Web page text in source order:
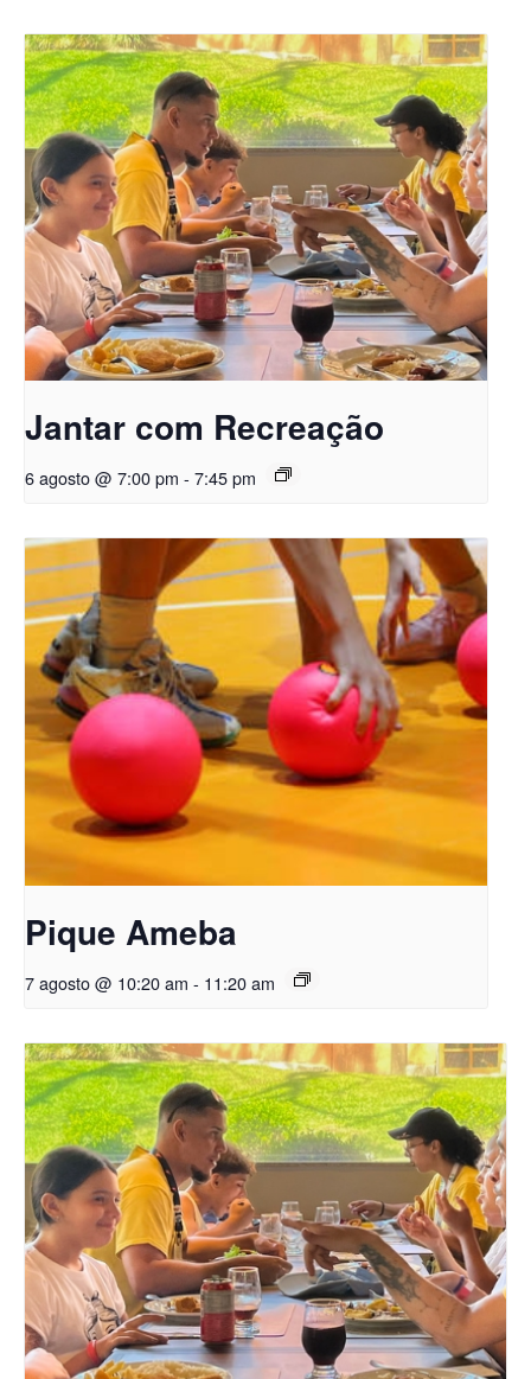
Jantar com Recreação
6 agosto @ 7:00 pm - 7:45 pm
Pique Ameba
7 agosto @ 10:20 am - 11:20 am